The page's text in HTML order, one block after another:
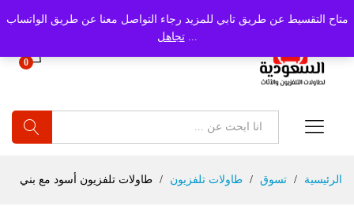
متاح التقسيط عن طريق تابي للمزيد رجاء التواصل معنا عن طريق الواتساب
...تجاهل
0
الرئيسية
/ تسوق / طاولات تلفزيون / طاولات تلفزيون أسود مع بني